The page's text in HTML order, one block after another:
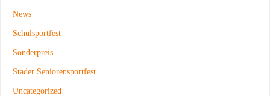
News
Schulsportfest
Sonderpreis
Stader Seniorensportfest
Uncategorized